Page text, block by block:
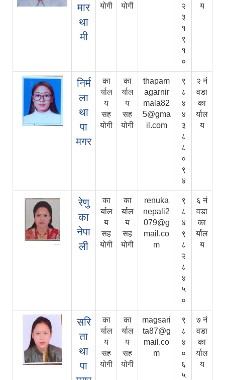
मार
था
मी
योगी
योगी
२
३
१
९
१
०
य
निर्म
ला
था
पा
मगर
का
र्याल
य
सह
योगी
का
र्याल
य
सह
योगी
thapam
agarnir
mala82
5@gma
il.com
९
८
४
४
३
८
८
०
९
४
२ नं
वडा
का
र्याल
य
रेणु
का
नेपा
ली
का
र्याल
य
सह
योगी
का
र्याल
य
सह
योगी
renuka
nepali2
079@g
mail.co
m
९
८
४
९
८
२
८
४
५
०
६ नं
वडा
का
र्याल
य
सरि
ता
था
पा
का
र्याल
य
सह
योगी
का
र्याल
य
सह
योगी
magsari
ta87@g
mail.co
m
९
८
४
०
६
५
७ नं
वडा
का
र्याल
य